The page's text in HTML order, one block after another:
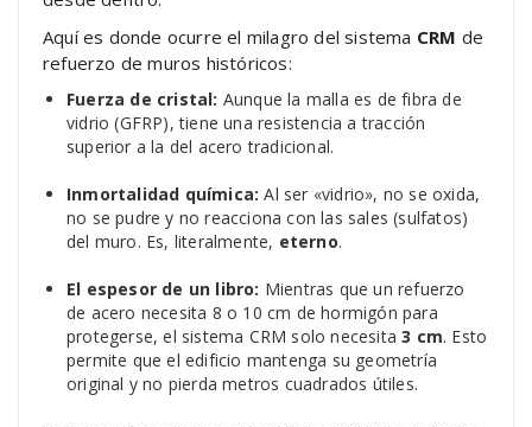
Aquí es donde ocurre el milagro del sistema CRM de
refuerzo de muros históricos:
Fuerza de cristal: Aunque la malla es de fibra de
vidrio (GFRP), tiene una resistencia a tracción
superior a la del acero tradicional.
Inmortalidad química: Al ser «vidrio», no se oxida,
no se pudre y no reacciona con las sales (sulfatos)
del muro. Es, literalmente, eterno.
El espesor de un libro: Mientras que un refuerzo
de acero necesita 8 o 10 cm de hormigón para
protegerse, el sistema CRM solo necesita3 cm. Esto
permite que el edificio mantenga su geometría
original y no pierda metros cuadrados útiles.